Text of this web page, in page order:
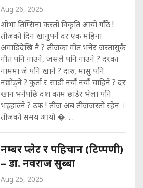
Aug 26, 2025
शोभा तिम्सिना कस्तो विकृति आयो गाँठे !
तीजको दिन खानुपर्ने दर एक महिना
अगाडिदेखि नै ? तीजका गीत भनेर जस्तासुकै
गीत पनि गाउने, जसले पनि गाउने ? दरका
नाममा जे पनि खाने ? दारु, मासु पनि
नछोड्ने ? कुर्ता र साडी नयाँ नयाँ चाहिने ? दर
खान भनेपछि दश काम छाडेर भेला पनि
भइहाल्ने ? उफ ! तीज अब तीजजस्तो रहेन ।
तीजको समय आयो �. . .
नम्बर प्लेट र पहिचान (टिप्पणी)
– डा. नवराज सुब्बा
Aug 25, 2025